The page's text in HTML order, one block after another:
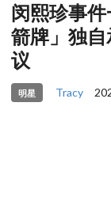
闵熙珍事
箭牌」独
议
明星 Tracy